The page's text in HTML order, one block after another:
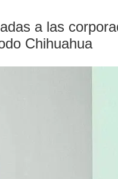
a las
Chihuahua